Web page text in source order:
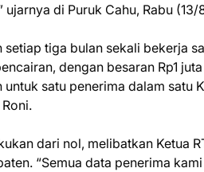
ujarnya di Puruk Cahu, Rabu (13/
setiap tiga bulan sekali bekerja
dengan besaran Rp1
untuk satu penerima dalam satu
dari nol, melibatkan Ketua
“Semua data penerima